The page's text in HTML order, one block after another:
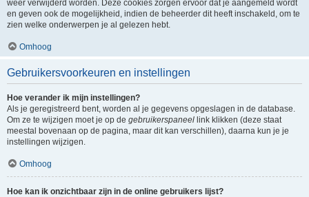
weer verwijderd worden. Deze cookies zorgen ervoor dat je aangemeld wordt
en geven ook de mogelijkheid, indien de beheerder dit heeft inschakeld, om te
zien welke onderwerpen je al gelezen hebt.
Omhoog
Gebruikersvoorkeuren en instellingen
Hoe verander ik mijn instellingen?
Als je geregistreerd bent, worden al je gegevens opgeslagen in de database.
Om ze te wijzigen moet je op de gebruikerspaneel link klikken (deze staat
meestal bovenaan op de pagina, maar dit kan verschillen), daarna kun je je
instellingen wijzigen.
Omhoog
Hoe kan ik onzichtbaar zijn in de online gebruikers lijst?